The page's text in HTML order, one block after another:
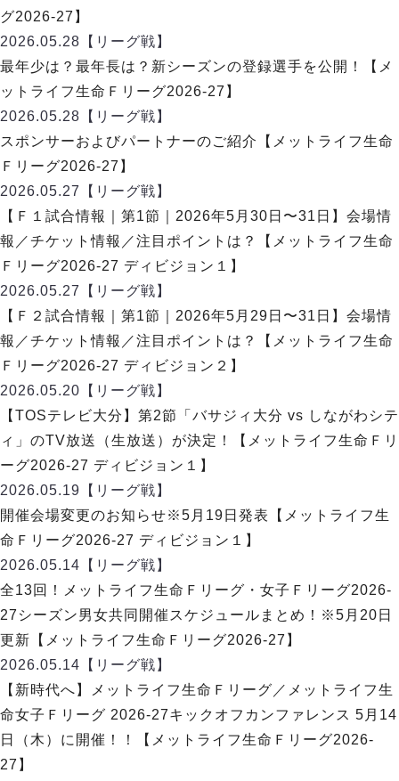
選手の通算記録（Ｆ２）
ヴォスクオーレ仙台
マルバ水戸FC
リガーレヴィア葛飾
Y．S．C．C．横浜
ヴィンセドール白山
アグレミーナ浜松
デウソン神戸
ポルセイド浜田
ミラクルスマイル新居浜
グ2026-27】
2026.05.28 【リーグ戦】
最年少は？最年長は？新シーズンの登録選手を公開！【メ
ットライフ生命Ｆリーグ2026-27】
2026.05.28 【リーグ戦】
スポンサーおよびパートナーのご紹介【メットライフ生命
Ｆリーグ2026-27】
2026.05.27
【リーグ戦】
【Ｆ１試合情報｜第1節｜2026年5月30日〜31日】会場情
報／チケット情報／注目ポイントは？【メットライフ生命
Ｆリーグ2026-27 ディビジョン１】
2026.05.27
【リーグ戦】
【Ｆ２試合情報｜第1節｜2026年5月29日〜31日】会場情
報／チケット情報／注目ポイントは？【メットライフ生命
Ｆリーグ2026-27 ディビジョン２】
2026.05.20 【リーグ戦】
【TOSテレビ大分】第2節「バサジィ大分 vs しながわシテ
ィ」のTV放送（生放送）が決定！【メットライフ生命Ｆリ
ーグ2026-27 ディビジョン１】
2026.05.19 【リーグ戦】
開催会場変更のお知らせ※5月19日発表【メットライフ生
命Ｆリーグ2026-27 ディビジョン１】
2026.05.14 【リーグ戦】
全13回！メットライフ生命Ｆリーグ・女子Ｆリーグ2026-
27シーズン男女共同開催スケジュールまとめ！※5月20日
更新【メットライフ生命Ｆリーグ2026-27】
2026.05.14 【リーグ戦】
【新時代へ】メットライフ生命Ｆリーグ／メットライフ生
命女子Ｆリーグ 2026-27キックオフカンファレンス 5月14
日（木）に開催！！【メットライフ生命Ｆリーグ2026-
27】